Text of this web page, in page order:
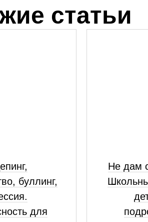
статьи
буллинг,
для
Не дам